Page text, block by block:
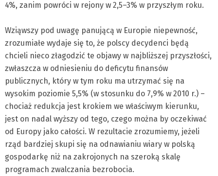
4%, zanim powróci w rejony w 2,5–3% w przyszłym roku.
Wziąwszy pod uwagę panującą w Europie niepewność,
zrozumiałe wydaje się to, że polscy decydenci będą
chcieli nieco złagodzić te objawy w najbliższej przyszłości,
zwłaszcza w odniesieniu do deficytu finansów
publicznych, który w tym roku ma utrzymać się na
wysokim poziomie 5,5% (w stosunku do 7,9% w 2010 r.) –
chociaż redukcja jest krokiem we właściwym kierunku,
jest on nadal wyższy od tego, czego można by oczekiwać
od Europy jako całości. W rezultacie zrozumiemy, jeżeli
rząd bardziej skupi się na odnawianiu wiary w polską
gospodarkę niż na zakrojonych na szeroką skalę
programach zwalczania bezrobocia.